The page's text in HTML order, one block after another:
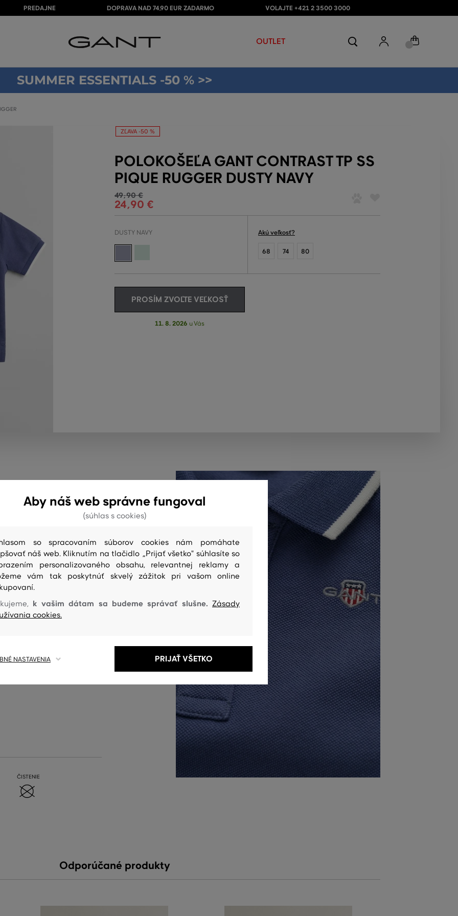
PREDAJNE DOPRAVA NAD 74,90 EUR ZADARMO VOLAJTE +421 2 3500 3000
OUTLET
SUMMER ESSENTIALS -50 % >>
ZĽAVA -50 %
POLOKOŠEĽA GANT CONTRAST TP SS
PIQUE RUGGER DUSTY NAVY
49,90 €
24,90 €
DUSTY NAVY Akú veľkosť?
68 74 80
PROSÍM ZVOĽTE VEĽKOSŤ
11. 8. 2026 u Vás
golierikom a
zloženie
podielom bavlneného
priedušnosťou a
nosenia. Štýlovo vyzerajúci,
nielen Vaše bábätko.
produktu:
ČISTENIE
Odporúčané produkty
Aby náš web správne fungoval
(súhlas s cookies)
so spracovaním súborov cookies nám pomáhate
náš web. Kliknutím na tlačidlo „Prijať všetko" súhlasíte so
personalizovaného obsahu, relevantnej reklamy a
vám tak poskytnúť skvelý zážitok pri vašom online
k vašim dátam sa budeme správať slušne. Zásady
cookies.
NASTAVENIA PRIJAŤ VŠETKO